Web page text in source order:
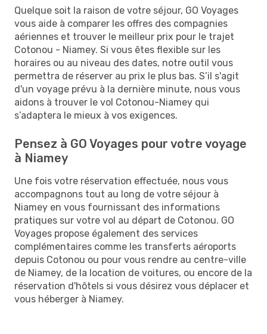
Quelque soit la raison de votre séjour, GO Voyages
vous aide à comparer les offres des compagnies
aériennes et trouver le meilleur prix pour le trajet
Cotonou - Niamey. Si vous êtes flexible sur les
horaires ou au niveau des dates, notre outil vous
permettra de réserver au prix le plus bas. S’il s'agit
d'un voyage prévu à la dernière minute, nous vous
aidons à trouver le vol Cotonou-Niamey qui
s’adaptera le mieux à vos exigences.
Pensez à GO Voyages pour votre voyage
à Niamey
Une fois votre réservation effectuée, nous vous
accompagnons tout au long de votre séjour à
Niamey en vous fournissant des informations
pratiques sur votre vol au départ de Cotonou. GO
Voyages propose également des services
complémentaires comme les transferts aéroports
depuis Cotonou ou pour vous rendre au centre-ville
de Niamey, de la location de voitures, ou encore de la
réservation d'hôtels si vous désirez vous déplacer et
vous héberger à Niamey.